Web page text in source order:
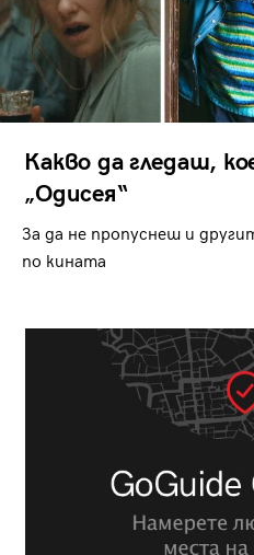
Какво да гледаш,
„Одисея“
За да не пропуснеш и
по кината